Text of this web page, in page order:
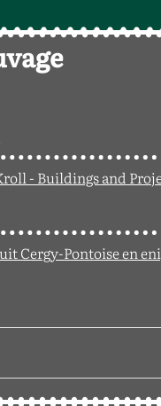
- Buildings and
Cergy-Pontoise en